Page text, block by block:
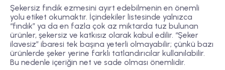
Şekersiz fındık ezmesini ayırt edebilmenin en önemli
yolu etiket okumaktır. İçindekiler listesinde yalnızca
“fındık” ya da en fazla çok az miktarda tuz bulunan
ürünler, şekersiz ve katkısız olarak kabul edilir. “Şeker
ilavesiz” ibaresi tek başına yeterli olmayabilir; çünkü bazı
ürünlerde şeker yerine farklı tatlandırıcılar kullanılabilir.
Bu nedenle içeriğin net ve sade olması önemlidir.